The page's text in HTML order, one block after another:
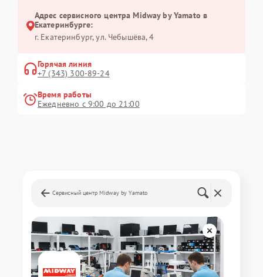
Адрес сервисного центра Midway by Yamato в
Екатеринбурге:
г. Екатеринбург, ул. Чебышёва, 4
Горячая линия
+7 (343) 300-89-24
Время работы
Ежедневно с 9:00 до 21:00
Сервисный центр Midway by Yamato